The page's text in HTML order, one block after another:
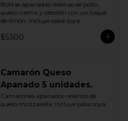
Bolitas apanadas rellenas de pollo,
queso crema y cebollín con un toque
de limón. Incluye salsa soya.
$5.500
Camarón Queso
Apanado 5 unidades.
Camarones apanados rellenos de
queso mozzarella. Incluye salsa soya.